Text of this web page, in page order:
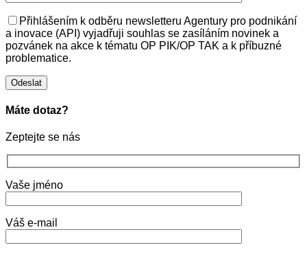
Přihlášením k odběru newsletteru Agentury pro podnikání
a inovace (API) vyjadřuji souhlas se zasíláním novinek a
pozvánek na akce k tématu OP PIK/OP TAK a k příbuzné
problematice.
Máte dotaz?
Zeptejte se nás
Vaše jméno
Váš e-mail